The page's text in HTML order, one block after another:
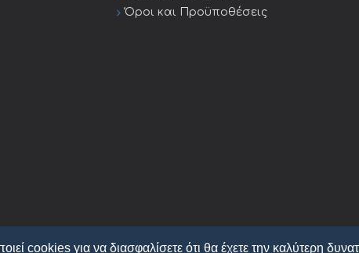
cookies για να διασφαλίσετε ότι θα έχετε την καλύτερη
Όροι και Προϋποθέσεις